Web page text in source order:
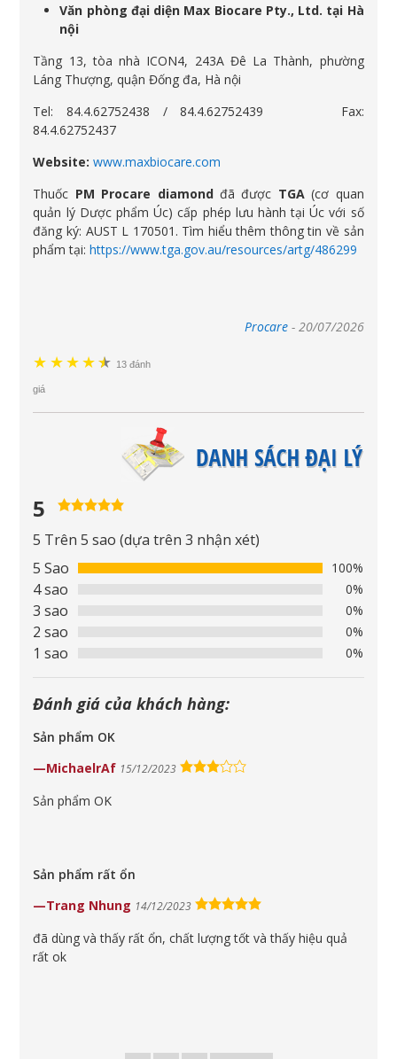
Văn phòng đại diện Max Biocare Pty., Ltd. tại Hà
nội
Tầng 13, tòa nhà ICON4, 243A Đê La Thành, phường
Láng Thượng, quận Đống đa, Hà nội
Tel: 84.4.62752438 / 84.4.62752439 Fax:
84.4.62752437
Website: www.maxbiocare.com
Thuốc PM Procare diamondđã được TGA(cơ quan
quản lý Dược phẩm Úc) cấp phép lưu hành tại Úc với số
đăng ký: AUST L 170501. Tìm hiểu thêm thông tin về sản
phẩm tại:https://www.tga.gov.au/resources/artg/486299
Procare- 20/07/2026
★ ★★★★
★ 13 đánh
giá
5
5,0
5 Trên 5 sao (dựa trên 3 nhận xét)
5 Sao
100%
4 sao 0%
3 sao 0%
2 sao 0%
1 sao 0%
Đánh giá của khách hàng:
Sản phẩm OK
MichaelrAf 15/12/2023 3,0
Sản phẩm OK
Sản phẩm rất ổn
Trang Nhung 14/12/2023 5,0
đã dùng và thấy rất ổn, chất lượng tốt và thấy hiệu quả
rất ok